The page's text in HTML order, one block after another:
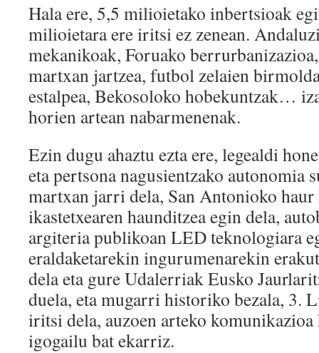
Hala ere, 5,5 milioietako inbertsioak
milioietara ere iritsi ez zenean.
mekanikoak, Foruako
martxan jartzea, futbol zelaien
estalpea, Bekosoloko hobekuntzak…
horien artean nabarmenenak.
Ezin dugu ahaztu ezta ere, legealdi
eta pertsona nagusientzako autonomia
martxan jarri dela, San Antonioko haur
ikastetxearen haunditzea egin dela,
argiteria publikoan LED teknologiara
eraldaketarekin ingurumenarekin
dela eta gure Udalerriak Eusko
duela, eta mugarri historiko bezala, 3.
iritsi dela, auzoen arteko komunikazioa
igogailu bat ekarriz.